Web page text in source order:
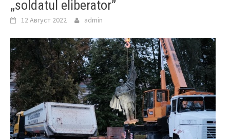
„soldatul eliberator”
12 Август 2022 admin